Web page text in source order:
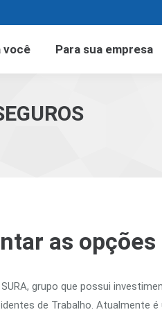
você Para sua empresa
as
grupo que possui
de Trabalho.